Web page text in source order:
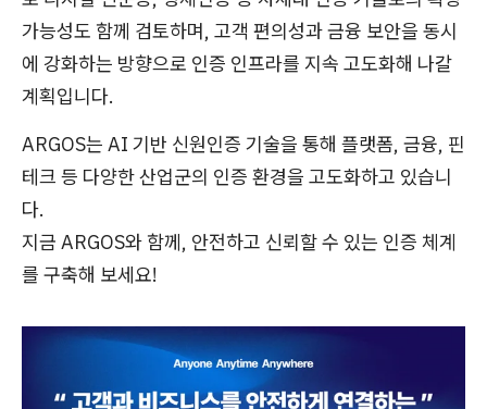
가능성도 함께 검토하며, 고객 편의성과 금융 보안을 동시
에 강화하는 방향으로 인증 인프라를 지속 고도화해 나갈
계획입니다.
ARGOS는 AI 기반 신원인증 기술을 통해 플랫폼, 금융, 핀
테크 등 다양한 산업군의 인증 환경을 고도화하고 있습니
다.
지금 ARGOS와 함께, 안전하고 신뢰할 수 있는 인증 체계
를 구축해 보세요!